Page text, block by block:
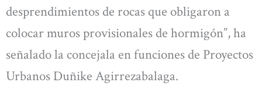
desprendimientos de rocas que obligaron a
colocar muros provisionales de hormigón”, ha
señalado la concejala en funciones de Proyectos
Urbanos Duñike Agirrezabalaga.